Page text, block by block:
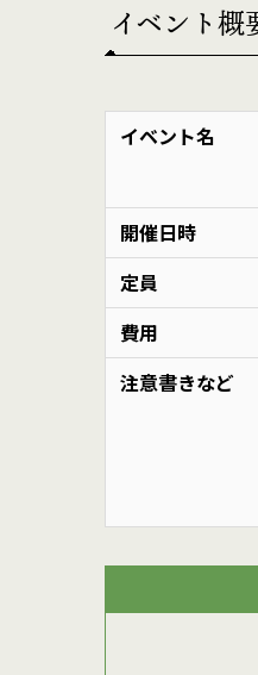
イベント概
イベント名
開催日時
定員
費用
注意書きなど